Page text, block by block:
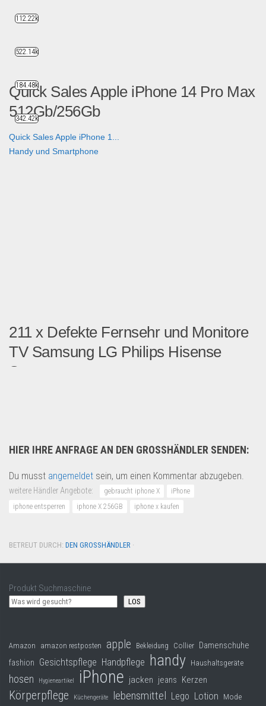
Quick Sales Apple iPhone 14 Pro Max
512Gb/256Gb
Quick Sales Apple iPhone 1...
Handy und Smartphone
211 x Defekte Fernsehr und Monitore
TV Samsung LG Philips Hisense
Sony
HIER IHRE ANFRAGE AN DEN GROSSHÄNDLER SENDEN:
Du musst angemeldet sein, um einen Kommentar abzugeben.
weitere Händler Angebote: gebraucht iphone X
iPhone
iphone entsperren
iphone X 256GB iphone x kaufen
BETREUT DURCH: DEN GROSSHÄNDLER ·
Produkt Suchmaschine
LOS
Amazon amazon restposten apple Bekleidung Collier Damenschuhe
fashion Gesichtspflege Handpflege handy Haushaltsgeräte
hosen Hygieneartikel iPhone jacken jeans Kerzen
Körperpflege Küchengeräte lebensmittel Lego Lotion Mode
112.22k
522.14k
184.48k
342.42k